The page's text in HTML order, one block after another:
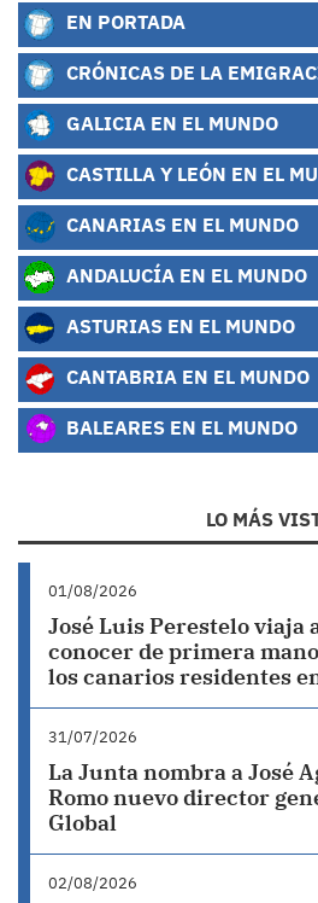
EN PORTADA
CRÓNICAS DE LA
GALICIA EN EL MUNDO
CASTILLA Y LEÓN EN EL
CANARIAS EN EL MUNDO
ANDALUCÍA EN EL MUNDO
ASTURIAS EN EL MUNDO
CANTABRIA EN EL MUNDO
BALEARES EN EL MUNDO
LO MÁS
01/08/2026
José Luis Perestelo viaja
conocer de primera
los canarios residentes
31/07/2026
La Junta nombra a José
Romo nuevo director
Global
02/08/2026